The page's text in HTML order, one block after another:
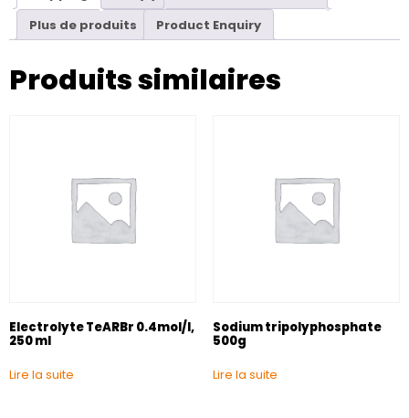
Plus de produits
Product Enquiry
Produits similaires
Electrolyte TeARBr 0.4mol/I,
250 ml
Lire la suite
Sodium tripolyphosphate
500g
Lire la suite